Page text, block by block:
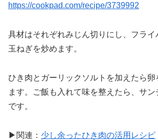
https://cookpad.com/recipe/3739992
具材はそれぞれみじん切りにし、フライ
玉ねぎを炒めます。
ひき肉とガーリックソルトを加えたら卵
ます。ご飯も入れて味を整えたら、サ
です。
▶関連： 少し余ったひき肉の活用レシピ